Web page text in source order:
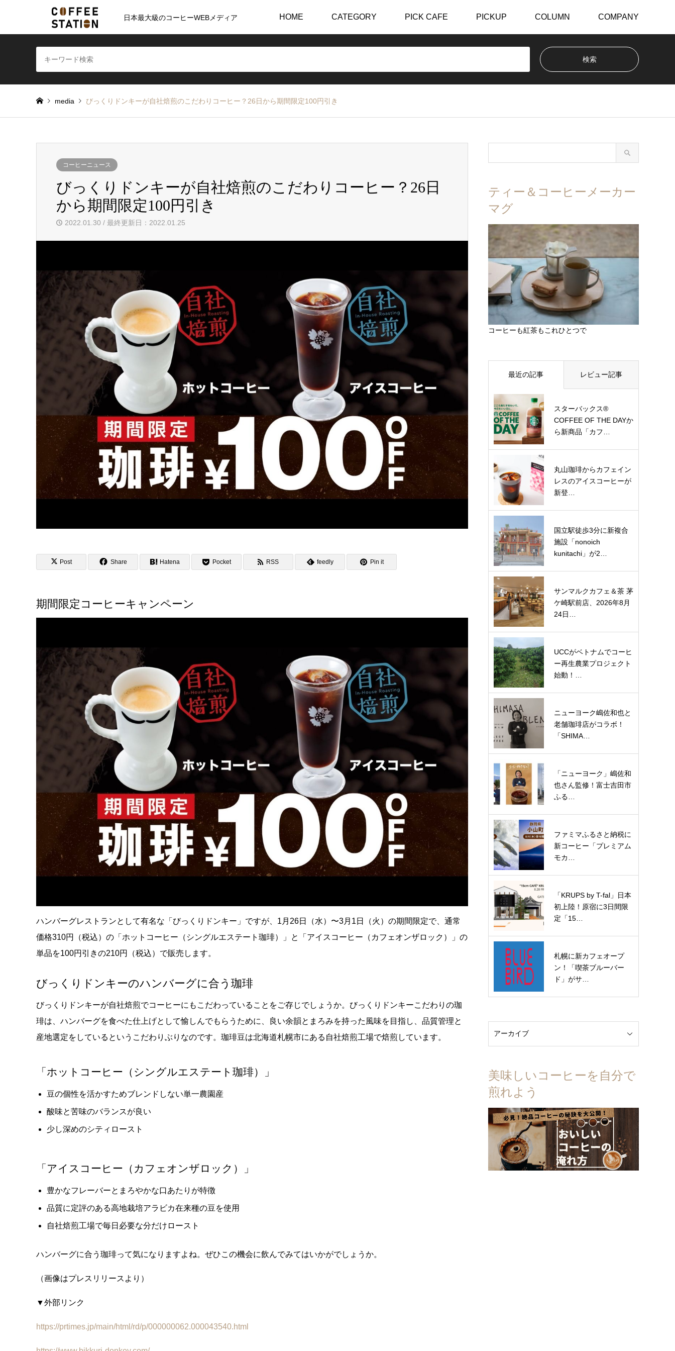
日本最大級のコーヒーWEBメディア HOME CATEGORY PICK CAFE PICKUP COLUMN COMPANY
media びっくりドンキーが自社焙煎のこだわりコーヒー？26日から期間限定100円引き
コーヒーニュース
びっくりドンキーが自社焙煎のこだわりコーヒー？26日
から期間限定100円引き
2022.01.30 / 最終更新日：2022.01.25
Post Share Hatena Pocket RSS feedly Pin it
期間限定コーヒーキャンペーン
ハンバーグレストランとして有名な「びっくりドンキー」ですが、1⽉26⽇（⽔）〜3⽉1⽇（火）の期間限定で、通常
価格310円（税込）の「ホットコーヒー（シングルエステート珈琲）」と「アイスコーヒー（カフェオンザロック）」の
単品を100円引きの210円（税込）で販売します。
びっくりドンキーのハンバーグに合う珈琲
びっくりドンキーが自社焙煎でコーヒーにもこだわっていることをご存じでしょうか。びっくりドンキーこだわりの珈
琲は、ハンバーグを⾷べた仕上げとして愉しんでもらうために、良い余韻とまろみを持った⾵味を⽬指し、品質管理と
産地選定をしているというこだわりぶりなのです。珈琲豆は北海道札幌市にある自社焙煎工場で焙煎しています。
「ホットコーヒー（シングルエステート珈琲）」
⾖の個性を活かすためブレンドしない単⼀農園産
酸味と苦味のバランスが良い
少し深めのシティロースト
「アイスコーヒー（カフェオンザロック）」
豊かなフレーバーとまろやかな⼝あたりが特徴
品質に定評のある⾼地栽培アラビカ在来種の豆を使用
⾃社焙煎⼯場で毎⽇必要な分だけロースト
ハンバーグに合う珈琲って気になりますよね。ぜひこの機会に飲んでみてはいかがでしょうか。
（画像はプレスリリースより）
▼外部リンク
https://prtimes.jp/main/html/rd/p/000000062.000043540.html
ティー＆コーヒーメーカー
マグ
コーヒーも紅茶もこれひとつで
最近の記事 レビュー記事
スターバックス®
COFFEE OF THE DAYか
ら新商品「カフ…
丸山珈琲からカフェイン
レスのアイスコーヒーが
新登…
国立駅徒歩3分に新複合
施設「nonoich
kunitachi」が2…
サンマルクカフェ＆茶 茅
ケ崎駅前店、2026年8月
24日…
UCCがベトナムでコーヒ
ー再生農業プロジェクト
始動！…
ニューヨーク嶋佐和也と
老舗珈琲店がコラボ！
「SHIMA…
「ニューヨーク」嶋佐和
也さん監修！富士吉田市
ふる…
ファミマふるさと納税に
新コーヒー「プレミアム
モカ…
「KRUPS by T-fal」日本
初上陸！原宿に3日間限
定「15…
札幌に新カフェオープ
ン！「喫茶ブルーバー
ド」がサ…
美味しいコーヒーを自分で
煎れよう